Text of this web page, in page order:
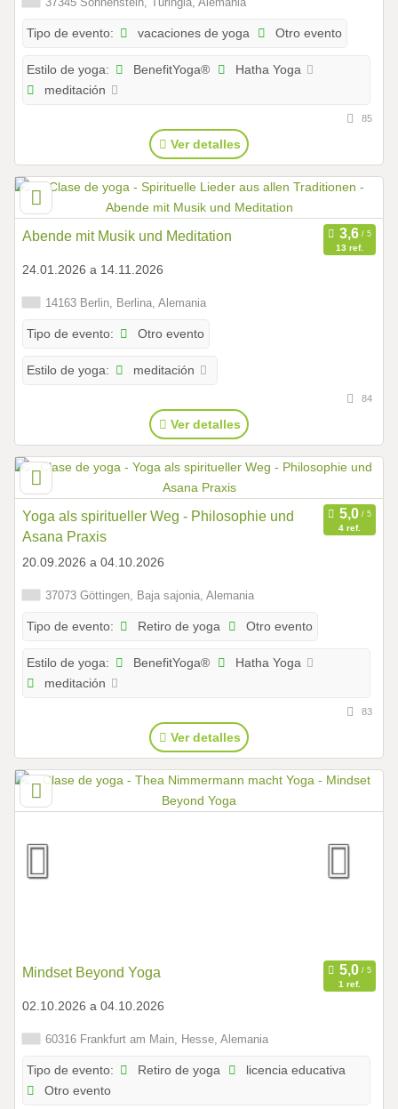
Tipo de evento: vacaciones de yoga Otro evento
Estilo de yoga: BenefitYoga®
Hatha Yoga
meditación
85
Ver detalles
Abende mit Musik und Meditation
13 ref.
24.01.2026 a 14.11.2026
14163 Berlin, Berlina, Alemania
Tipo de evento: Otro evento
Estilo de yoga: meditación
84
Ver detalles
Yoga als spiritueller Weg - Philosophie und
Asana Praxis
4 ref.
20.09.2026 a 04.10.2026
37073 Göttingen, Baja sajonia, Alemania
Tipo de evento: Retiro de yoga Otro evento
Estilo de yoga: BenefitYoga®
Hatha Yoga
meditación
83
Ver detalles
Mindset Beyond Yoga
1 ref.
02.10.2026 a 04.10.2026
60316 Frankfurt am Main, Hesse, Alemania
Tipo de evento: Retiro de yoga
licencia educativa
Otro evento